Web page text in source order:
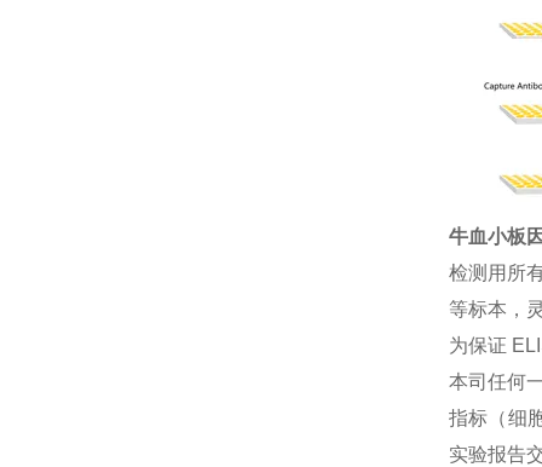
牛血小板
检测用所
等标本，
为保证
本司任何
指标（细
实验报告